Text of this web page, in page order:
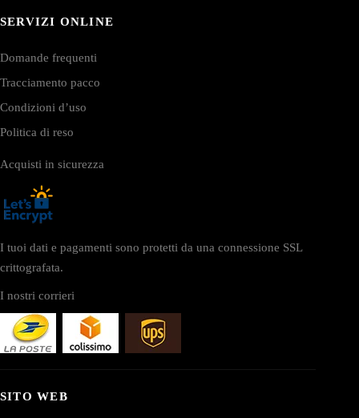
SERVIZI ONLINE
Domande frequenti
Tracciamento pacco
Condizioni d’uso
Politica di reso
Acquisti in sicurezza
I tuoi dati e pagamenti sono protetti da una connessione SSL
crittografata.
I nostri corrieri
SITO WEB